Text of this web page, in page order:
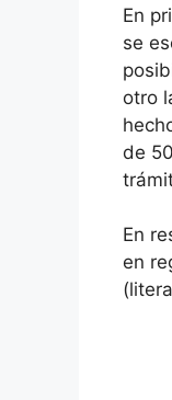
En
se
otro
de
En
en